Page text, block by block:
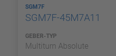
SGM7F
SGM7F-45M7A11
GEBER-TYP
Multiturn Absolute